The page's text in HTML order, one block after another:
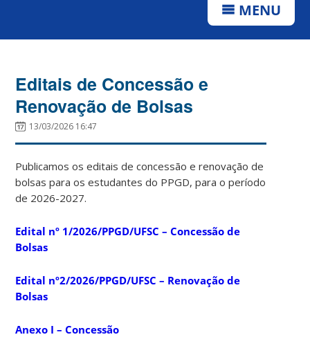
MENU
Editais de Concessão e
Renovação de Bolsas
13/03/2026 16:47
Publicamos os editais de concessão e renovação de
bolsas para os estudantes do PPGD, para o período
de 2026-2027.
Edital nº 1/2026/PPGD/UFSC – Concessão de
Bolsas
Edital nº2/2026/PPGD/UFSC – Renovação de
Bolsas
Anexo I – Concessão